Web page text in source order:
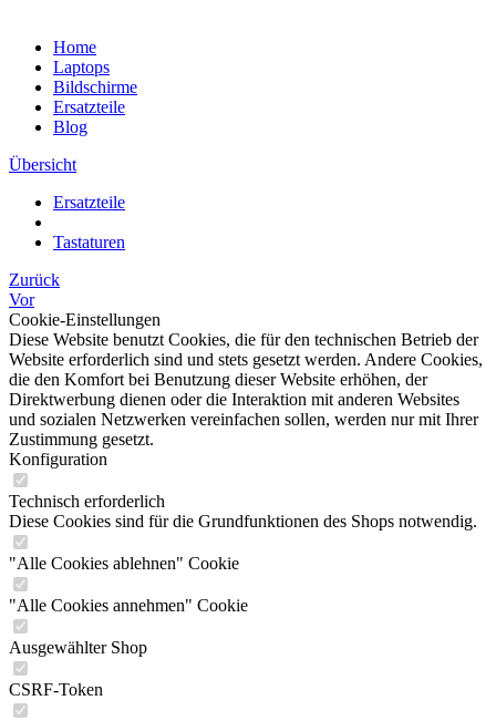
Home
Laptops
Bildschirme
Ersatzteile
Blog
Übersicht
Ersatzteile
Tastaturen
Zurück
Vor
Cookie-Einstellungen
Diese Website benutzt Cookies, die für den technischen Betrieb der
Website erforderlich sind und stets gesetzt werden. Andere Cookies,
die den Komfort bei Benutzung dieser Website erhöhen, der
Direktwerbung dienen oder die Interaktion mit anderen Websites
und sozialen Netzwerken vereinfachen sollen, werden nur mit Ihrer
Zustimmung gesetzt.
Konfiguration
Technisch erforderlich
Diese Cookies sind für die Grundfunktionen des Shops notwendig.
"Alle Cookies ablehnen" Cookie
"Alle Cookies annehmen" Cookie
Ausgewählter Shop
CSRF-Token